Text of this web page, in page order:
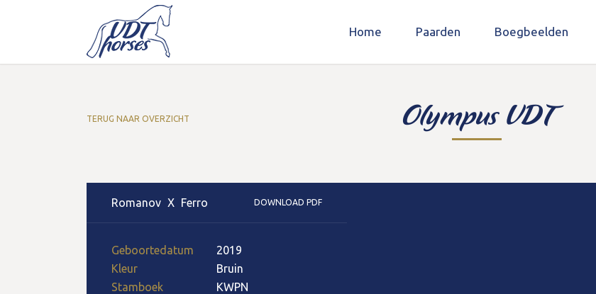
Home Paarden Boegbeelden
TERUG NAAR OVERZICHT Olympus VDT
Romanov X Ferro DOWNLOAD PDF
Geboortedatum
2019
Kleur
Bruin
Stamboek
KWPN